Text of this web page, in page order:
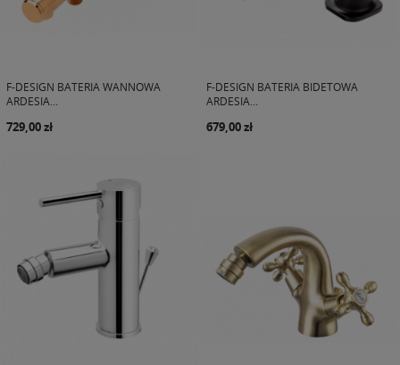
F-DESIGN BATERIA WANNOWA
ARDESIA...
729,00 zł
F-DESIGN BATERIA BIDETOWA
ARDESIA...
679,00 zł